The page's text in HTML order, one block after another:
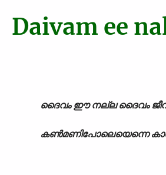
Daivam ee
ദൈവം ഈ നല്ല ദൈവം
കൺമണിപോലെയെന്നെ